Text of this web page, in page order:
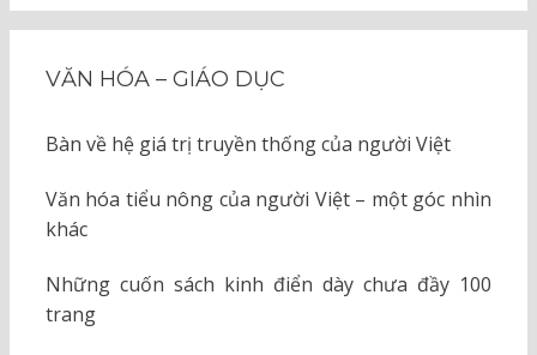
VĂN HÓA – GIÁO DỤC
Bàn về hệ giá trị truyền thống của người Việt
Văn hóa tiểu nông của người Việt – một góc nhìn
khác
Những cuốn sách kinh điển dày chưa đầy 100
trang